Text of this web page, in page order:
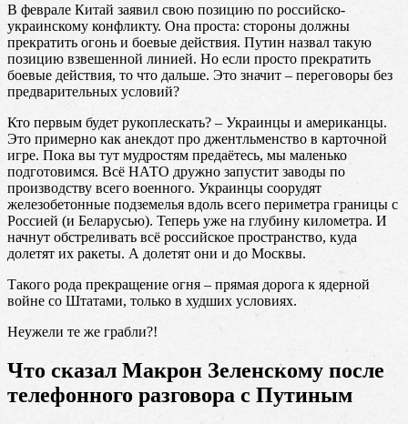
В феврале Китай заявил свою позицию по российско-
украинскому конфликту. Она проста: стороны должны
прекратить огонь и боевые действия. Путин назвал такую
позицию взвешенной линией. Но если просто прекратить
боевые действия, то что дальше. Это значит – переговоры без
предварительных условий?
Кто первым будет рукоплескать? – Украинцы и американцы.
Это примерно как анекдот про джентльменство в карточной
игре. Пока вы тут мудростям предаётесь, мы маленько
подготовимся. Всё НАТО дружно запустит заводы по
производству всего военного. Украинцы соорудят
железобетонные подземелья вдоль всего периметра границы с
Россией (и Беларусью). Теперь уже на глубину километра. И
начнут обстреливать всё российское пространство, куда
долетят их ракеты. А долетят они и до Москвы.
Такого рода прекращение огня – прямая дорога к ядерной
войне со Штатами, только в худших условиях.
Неужели те же грабли?!
Что сказал Макрон Зеленскому после
телефонного разговора с Путиным